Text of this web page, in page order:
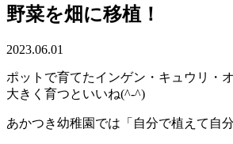
野菜を畑に移植！
2023.06.01
ポットで育てたインゲン・キュウリ・
大きく育つといいね(^-^)
あかつき幼稚園では「自分で植えて自